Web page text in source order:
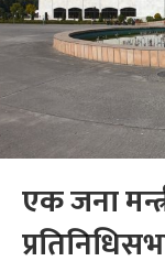
एक जना